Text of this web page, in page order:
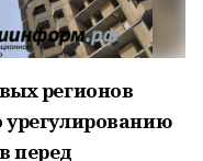
регионов
перед